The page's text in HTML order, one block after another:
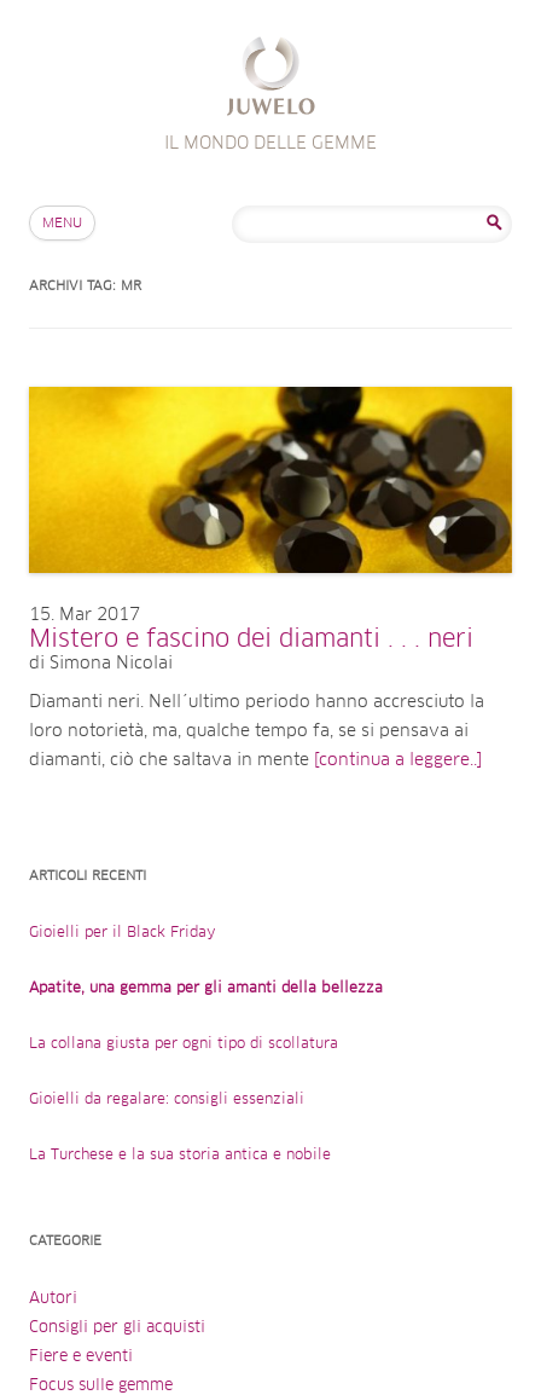
IL MONDO DELLE GEMME
MENU
ARCHIVI TAG: MR
15 Mar 2017
Mistero e fascino dei diamanti . . . neri
di Simona Nicolai
Diamanti neri. Nell´ultimo periodo hanno accresciuto la
loro notorietà, ma, qualche tempo fa, se si pensava ai
diamanti, ciò che saltava in mente [continua a leggere..]
ARTICOLI RECENTI
Gioielli per il Black Friday
Apatite, una gemma per gli amanti della bellezza
La collana giusta per ogni tipo di scollatura
Gioielli da regalare: consigli essenziali
La Turchese e la sua storia antica e nobile
CATEGORIE
Autori
Consigli per gli acquisti
Fiere e eventi
Focus sulle gemme